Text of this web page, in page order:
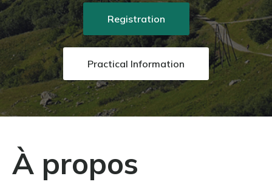
Registration
Practical Information
À propos